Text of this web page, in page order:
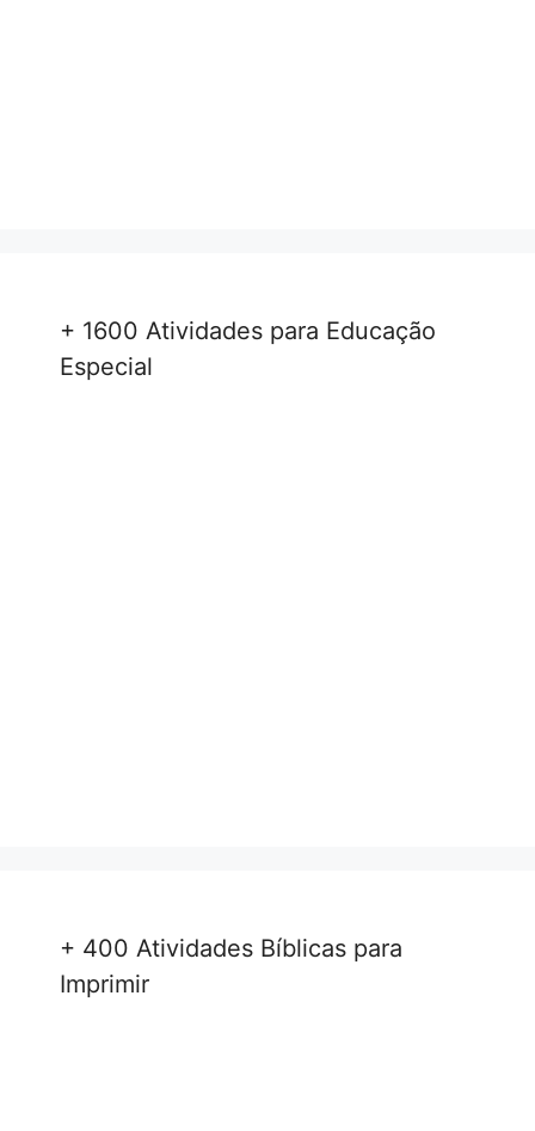
+ 1600 Atividades para Educação
Especial
+ 400 Atividades Bíblicas para
Imprimir